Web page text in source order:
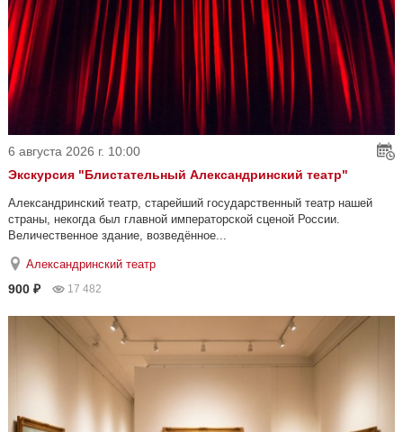
6 августа 2026 г. 10:00
Экскурсия "Блистательный Александринский театр"
Александринский театр, старейший государственный театр нашей
страны, некогда был главной императорской сценой России.
Величественное здание, возведённое...
Александринский театр
900 ₽ 17 482